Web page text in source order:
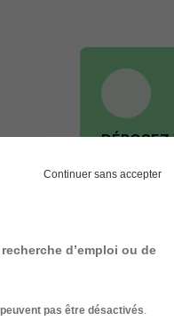
DÉPOSEZ
Rendez
des
Continuer sans accepter
d’emploi ou de
pas être désactivés.